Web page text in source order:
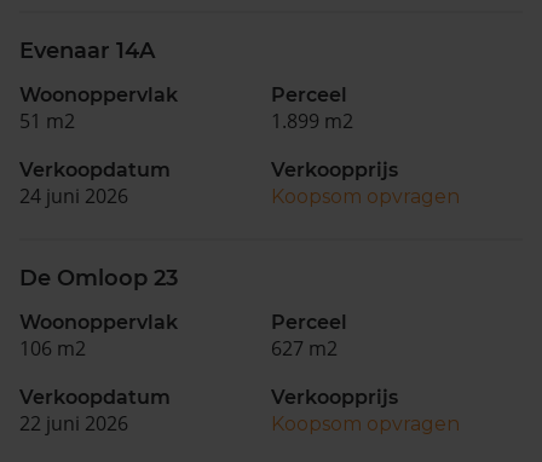
Evenaar 14A
Woonoppervlak
51 m2
Perceel
1.899 m2
Verkoopdatum
24 juni 2026
Verkoopprijs
Koopsom opvragen
De Omloop 23
Woonoppervlak
106 m2
Perceel
627 m2
Verkoopdatum
22 juni 2026
Verkoopprijs
Koopsom opvragen